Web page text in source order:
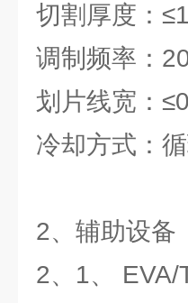
切割厚度：
调制频率：
划片线宽：
冷却方式：
2、辅助设备
2、1、 EVA/